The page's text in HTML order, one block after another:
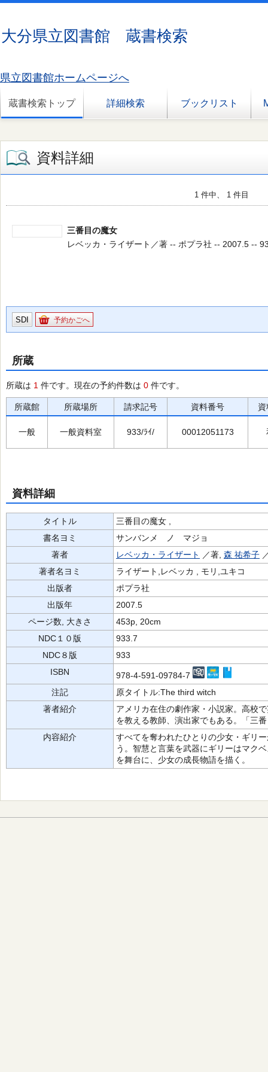
大分県立図書館 蔵書検索
県立図書館ホームページへ
蔵書検索トップ 詳細検索 ブックリスト
資料詳細
1 件中、 1 件目
三番目の魔女
レベッカ・ライザート／著 -- ポプラ社 -- 2007.5 --
SDI 予約かごへ
所蔵
所蔵は 1 件です。現在の予約件数は 0 件です。
所蔵館 所蔵場所 請求記号 資料番号
一般 一般資料室 933/ﾗｲ/ 00012051173
資料詳細
タイトル
三番目の魔女 ,
書名ヨミ
サンバンメ ノ マジョ
著者
レベッカ・ライザート ／著, 森 祐希子
著者名ヨミ
ライザート,レベッカ , モリ,ユキコ
出版者
ポプラ社
出版年
2007.5
ページ数, 大きさ
453p, 20cm
NDC１０版
933.7
NDC８版
933
ISBN
978-4-591-09784-7
注記
原タイトル:The third witch
著者紹介
アメリカ在住の劇作家・小説家。高校
を教える教師、演出家でもある。「三
内容紹介
すべてを奪われたひとりの少女・ギリ
う。智慧と言葉を武器にギリーはマク
を舞台に、少女の成長物語を描く。